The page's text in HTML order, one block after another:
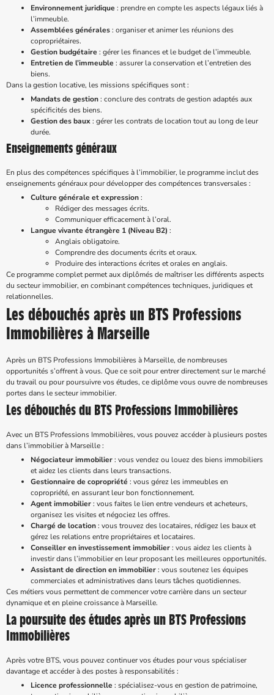
Environnement juridique : prendre en compte les aspects légaux liés à
l’immeuble.
Assemblées générales: organiser et animer les réunions des
copropriétaires.
Gestion budgétaire : gérer les finances et le budget de l’immeuble.
Entretien de l’immeuble : assurer la conservation et l’entretien des
biens.
Dans la gestion locative, les missions spécifiques sont :
Mandats de gestion: conclure des contrats de gestion adaptés aux
spécificités des biens.
Gestion des baux: gérer les contrats de location tout au long de leur
durée.
Enseignements généraux
En plus des compétences spécifiques à l’immobilier, le programme inclut des
enseignements généraux pour développer des compétences transversales :
Culture générale et expression:
Rédiger des messages écrits.
Communiquer efficacement à l’oral.
Langue vivante étrangère 1 (Niveau B2) :
Anglais obligatoire.
Comprendre des documents écrits et oraux.
Produire des interactions écrites et orales en anglais.
Ce programme complet permet aux diplômés de maîtriser les différents aspects
du secteur immobilier, en combinant compétences techniques, juridiques et
relationnelles.
Les débouchés après un BTS Professions
Immobilières à Marseille
Après un BTS Professions Immobilières à Marseille, de nombreuses
opportunités s’offrent à vous. Que ce soit pour entrer directement sur le marché
du travail ou pour poursuivre vos études, ce diplôme vous ouvre de nombreuses
portes dans le secteur immobilier.
Les débouchés du BTS Professions Immobilières
Avec un BTS Professions Immobilières, vous pouvez accéder à plusieurs postes
dans l’immobilier à Marseille :
Négociateur immobilier: vous vendez ou louez des biens immobiliers
et aidez les clients dans leurs transactions.
Gestionnaire de copropriété : vous gérez les immeubles en
copropriété, en assurant leur bon fonctionnement.
Agent immobilier: vous faites le lien entre vendeurs et acheteurs,
organisez les visites et négociez les offres.
Chargé de location: vous trouvez des locataires, rédigez les baux et
gérez les relations entre propriétaires et locataires.
Conseiller en investissement immobilier: vous aidez les clients à
investir dans l’immobilier en leur proposant les meilleures opportunités.
Assistant de direction en immobilier: vous soutenez les équipes
commerciales et administratives dans leurs tâches quotidiennes.
Ces métiers vous permettent de commencer votre carrière dans un secteur
dynamique et en pleine croissance à Marseille.
La poursuite des études après un BTS Professions
Immobilières
Après votre BTS, vous pouvez continuer vos études pour vous spécialiser
davantage et accéder à des postes à responsabilités :
Licence professionnelle : spécialisez-vous en gestion de patrimoine,